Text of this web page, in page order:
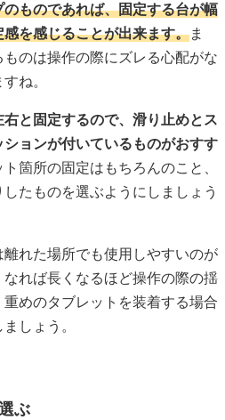
ものであれば、固定する台が幅
を感じることが出来ます。ま
のは操作の際にズレる心配がな
ね。
と固定するので、滑り止めとス
ョンが付いているものがおすす
箇所の固定はもちろんのこと、
たものを選ぶようにしましょう
れた場所でも使用しやすいのが
れば長くなるほど操作の際の揺
めのタブレットを装着する場合
しょう。
ぶ